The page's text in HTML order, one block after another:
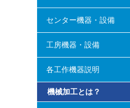
センター機器・設備
工房機器・設備
各工作機器説明
機械加工とは？